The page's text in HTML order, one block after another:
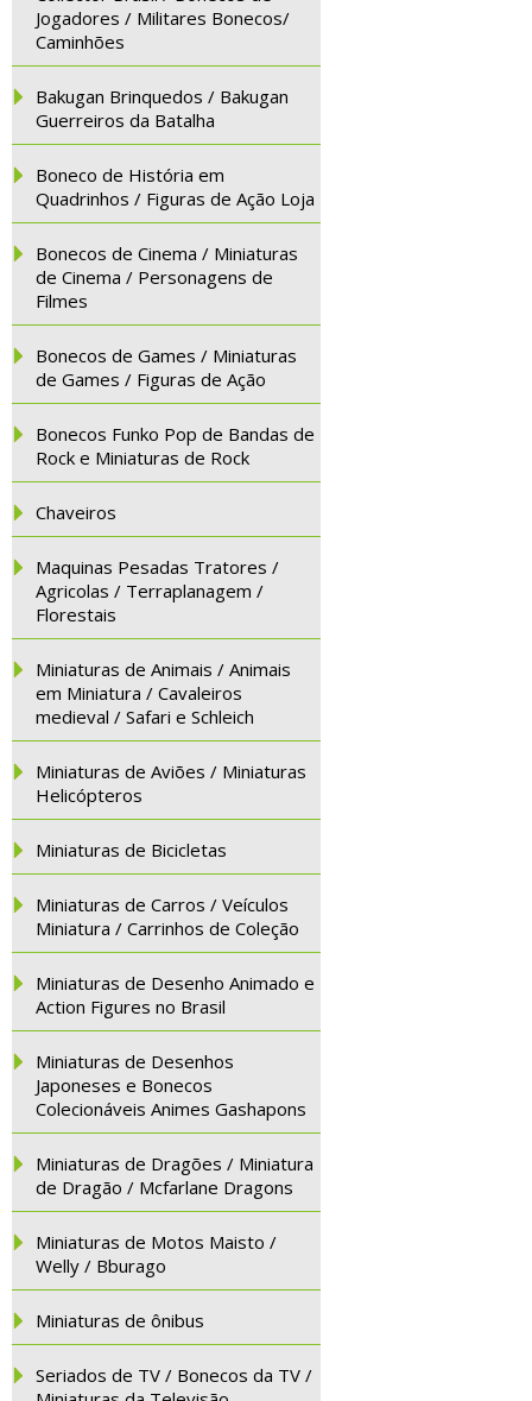
Jogadores / Militares Bonecos/
Caminhões
Bakugan Brinquedos / Bakugan
Guerreiros da Batalha
Boneco de História em
Quadrinhos / Figuras de Ação Loja
Bonecos de Cinema / Miniaturas
de Cinema / Personagens de
Filmes
Bonecos de Games / Miniaturas
de Games / Figuras de Ação
Bonecos Funko Pop de Bandas de
Rock e Miniaturas de Rock
Chaveiros
Maquinas Pesadas Tratores /
Agricolas / Terraplanagem /
Florestais
Miniaturas de Animais / Animais
em Miniatura / Cavaleiros
medieval / Safari e Schleich
Miniaturas de Aviões / Miniaturas
Helicópteros
Miniaturas de Bicicletas
Miniaturas de Carros / Veículos
Miniatura / Carrinhos de Coleção
Miniaturas de Desenho Animado e
Action Figures no Brasil
Miniaturas de Desenhos
Japoneses e Bonecos
Colecionáveis Animes Gashapons
Miniaturas de Dragões / Miniatura
de Dragão / Mcfarlane Dragons
Miniaturas de Motos Maisto /
Welly / Bburago
Miniaturas de ônibus
Seriados de TV / Bonecos da TV /